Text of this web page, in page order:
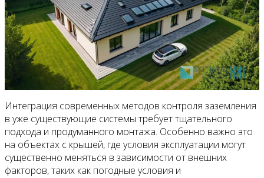
Интеграция современных методов контроля заземления
в уже существующие системы требует тщательного
подхода и продуманного монтажа. Особенно важно это
на объектах с крышей, где условия эксплуатации могут
существенно меняться в зависимости от внешних
факторов, таких как погодные условия и